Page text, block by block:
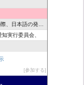
日本語の発音/…
実行委員会、
り返る消費税
参加する